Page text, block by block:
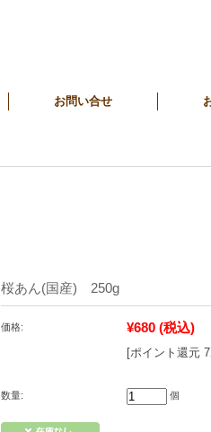
お問い合せ
桜あん(国産) 250g
価格: ¥680 (税込)
[ポイント還元
数量: 個